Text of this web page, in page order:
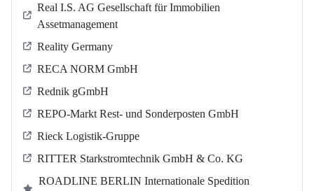
Real I.S. AG Gesellschaft für Immobilien
Assetmanagement
Reality Germany
RECA NORM GmbH
Rednik gGmbH
REPO-Markt Rest- und Sonderposten GmbH
Rieck Logistik-Gruppe
RITTER Starkstromtechnik GmbH & Co. KG
ROADLINE BERLIN Internationale Spedition